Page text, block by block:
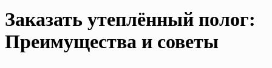
Заказать утеплённый полог:
Преимущества и советы